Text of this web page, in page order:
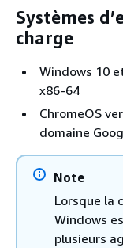
Systèmes
charge
Windows 10
x86-64
ChromeOS
domaine
Note
Lorsque la
Windows
plusieurs